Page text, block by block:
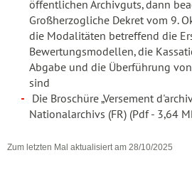
öffentlichen Archivguts, dann
Großherzogliche Dekret vom 9.
die Modalitäten betreffend die
Bewertungsmodellen, die
Abgabe und die Überführung
sind
Die Broschüre „Versement
Nationalarchivs (FR) (Pdf - 3,64
Zum letzten Mal aktualisiert am 28/10/2025